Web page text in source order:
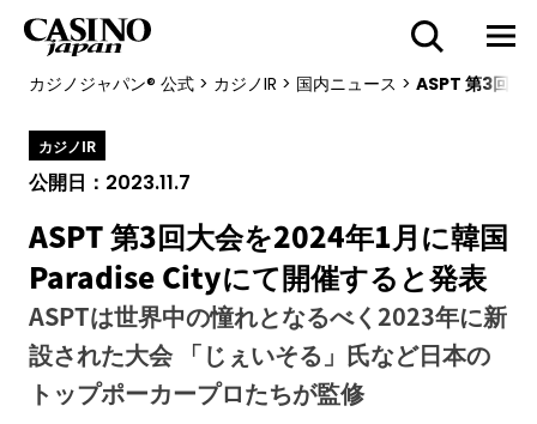
カジノジャパン® 公式 > カジノIR > 国内ニュース > ASPT 第3回
カジノIR
公開日： 2023.11.7
ASPT 第3回大会を2024年1月に韓国
Paradise Cityにて開催すると発表
ASPTは世界中の憧れとなるべく2023年に新
設された大会 「じぇいそる」氏など日本の
トップポーカープロたちが監修